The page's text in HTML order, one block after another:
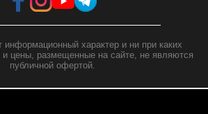
информационный характер и ни при каких
цены, размещенные на сайте, не являются
публичной офертой.